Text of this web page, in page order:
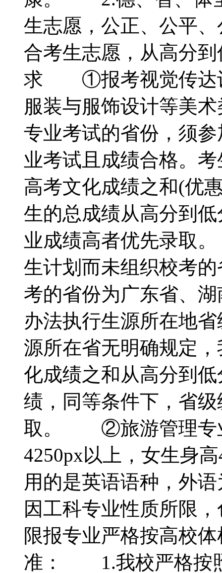
生志愿，公正、公平
合考生志愿，从高分
求 ①报考视觉传达设
服装与服饰设计等美
专业考试的省份，须
业考试且成绩合格。
高考文化成绩之和(优
生的总成绩从高分到
业成绩高者优先录取
生计划而未组织校考
考的省份为广东省、
办法执行生源所在地
源所在省无明确规定
化成绩之和从高分到
绩，同等条件下，省
取。 ②旅游管理专
4250px以上，女生
用的是英语语种，
因工科专业性质所限
限报专业严格按高校
准： 1.我校严格按